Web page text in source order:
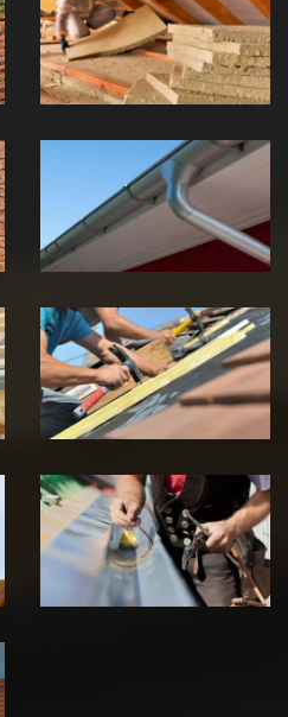
toiture 39
Jura
pose de
gouttière 39
Jura
Réparation de
toiture 39
Jura
Travaux de
zinguerie 39
Jura